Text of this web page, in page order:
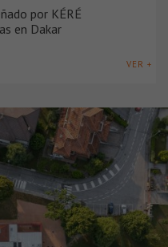
por KÉRÉ
en Dakar
VER +